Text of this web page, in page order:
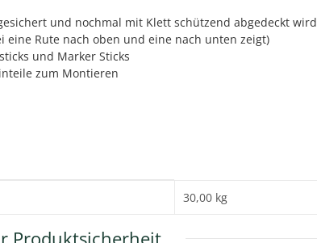
und nochmal mit Klett schützend abgedeckt wird
Rute nach oben und eine nach unten zeigt)
und Marker Sticks
zum Montieren
30,00 kg
Produktsicherheit